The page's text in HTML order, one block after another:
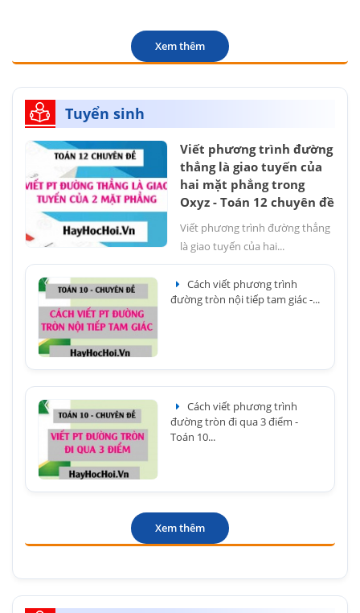
Xem thêm
Tuyển sinh
Viết phương trình đường
thẳng là giao tuyến của
hai mặt phẳng trong
Oxyz - Toán 12 chuyên đề
Viết phương trình đường thẳng
là giao tuyến của hai...
Cách viết phương trình
đường tròn nội tiếp tam giác -...
Cách viết phương trình
đường tròn đi qua 3 điểm -
Toán 10...
Xem thêm